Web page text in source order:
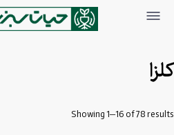
کلزا
Showing 1–16 of 78 results